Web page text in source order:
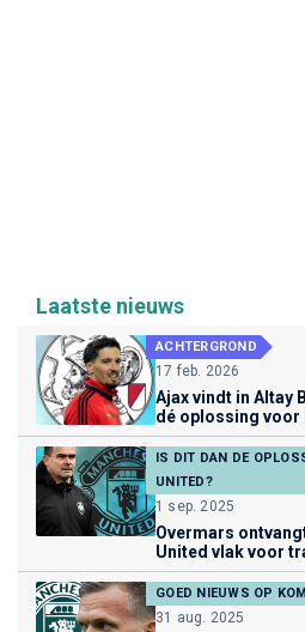
Laatste nieuws
ACHTERGROND
17 feb. 2026
Ajax vindt in Altay
dé oplossing voor
IS DIT DAN DE
UNITED?
1 sep. 2025
Overmars
United vlak voor
GOED NIEUWS OP
31 aug. 2025